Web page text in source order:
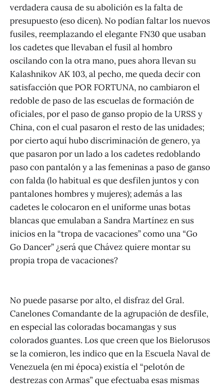
verdadera causa de su abolición es la falta de
presupuesto (eso dicen). No podían faltar los nuevos
fusiles, reemplazando el elegante FN30 que usaban
los cadetes que llevaban el fusil al hombro
oscilando con la otra mano, pues ahora llevan su
Kalashnikov AK 103, al pecho, me queda decir con
satisfacción que POR FORTUNA, no cambiaron el
redoble de paso de las escuelas de formación de
oficiales, por el paso de ganso propio de la URSS y
China, con el cual pasaron el resto de las unidades;
por cierto aquí hubo discriminación de genero, ya
que pasaron por un lado a los cadetes redoblando
paso con pantalón y a las femeninas a paso de ganso
con falda (lo habitual es que desfilen juntos y con
pantalones hombres y mujeres); además a las
cadetes le colocaron en el uniforme unas botas
blancas que emulaban a Sandra Martínez en sus
inicios en la “tropa de vacaciones” como una “Go
Go Dancer” ¿será que Chávez quiere montar su
propia tropa de vacaciones?
No puede pasarse por alto, el disfraz del Gral.
Canelones Comandante de la agrupación de desfile,
en especial las coloradas bocamangas y sus
colorados guantes. Los que creen que los Bielorusos
se la comieron, les indico que en la Escuela Naval de
Venezuela (en mi época) existía el “pelotón de
destrezas con Armas” que efectuaba esas mismas